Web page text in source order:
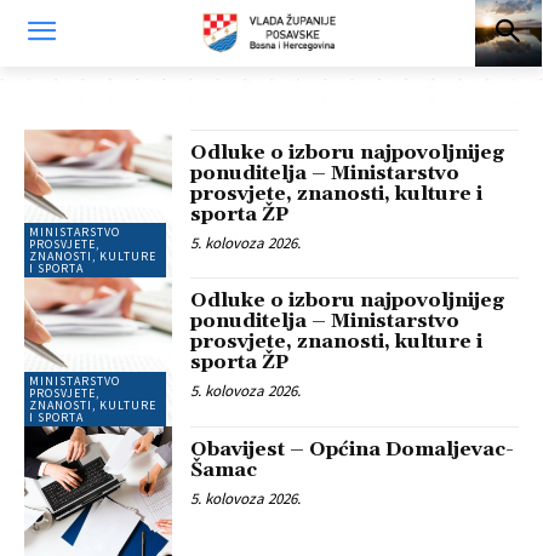
MINISTARSTVO
PROSVJETE,
ZNANOSTI, KULTURE
I SPORTA
Odluke o izboru najpovoljnijeg
ponuditelja – Ministarstvo
prosvjete, znanosti, kulture i
sporta ŽP
5. kolovoza 2026.
MINISTARSTVO
PROSVJETE,
ZNANOSTI, KULTURE
I SPORTA
Odluke o izboru najpovoljnijeg
ponuditelja – Ministarstvo
prosvjete, znanosti, kulture i
sporta ŽP
5. kolovoza 2026.
Obavijest – Općina Domaljevac-
Šamac
5. kolovoza 2026.